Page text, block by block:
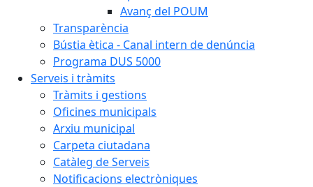
Avanç del POUM
Transparència
Bústia ètica - Canal intern de denúncia
Programa DUS 5000
Serveis i tràmits
Tràmits i gestions
Oficines municipals
Arxiu municipal
Carpeta ciutadana
Catàleg de Serveis
Notificacions electròniques